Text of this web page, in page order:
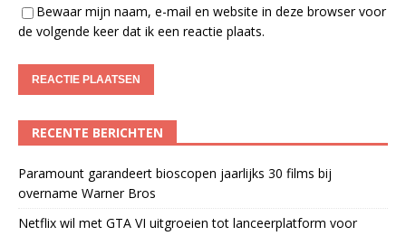
Bewaar mijn naam, e-mail en website in deze browser voor
de volgende keer dat ik een reactie plaats.
RECENTE BERICHTEN
Paramount garandeert bioscopen jaarlijks 30 films bij
overname Warner Bros
Netflix wil met GTA VI uitgroeien tot lanceerplatform voor